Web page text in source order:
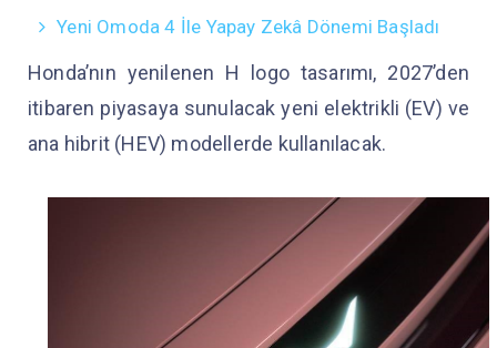
Yeni Omoda 4 İle Yapay Zekâ Dönemi Başladı
Honda’nın yenilenen H logo tasarımı, 2027’den
itibaren piyasaya sunulacak yeni elektrikli (EV) ve
ana hibrit (HEV) modellerde kullanılacak.